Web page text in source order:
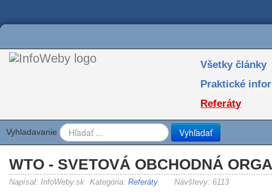
Všetky články
Praktické
Referáty
Vyhladavanie Vyhľadať
WTO - SVETOVÁ OBCHODNÁ
Napísal: InfoWeby.sk Kategória: Referáty Návštevy: 6113